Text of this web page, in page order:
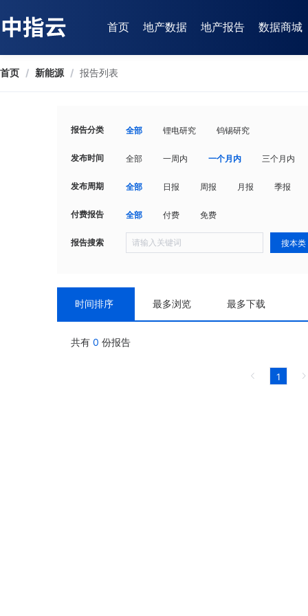
首页 地产数据 地产报告 数据商城
首页 / 新能源 / 报告列表
报告分类 全部 锂电研究 钨锡研究
发布时间 全部 一周内 一个月内 三个月内
发布周期 全部 日报 周报 月报 季报
付费报告 全部 付费 免费
报告搜索 搜本类
时间排序 最多浏览 最多下载
共有 0 份报告
1